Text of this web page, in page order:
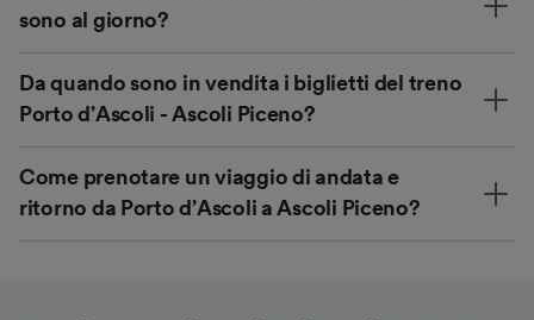
sono al giorno?
Da quando sono in vendita i biglietti del treno
Porto d’Ascoli - Ascoli Piceno?
Come prenotare un viaggio di andata e
ritorno da Porto d’Ascoli a Ascoli Piceno?